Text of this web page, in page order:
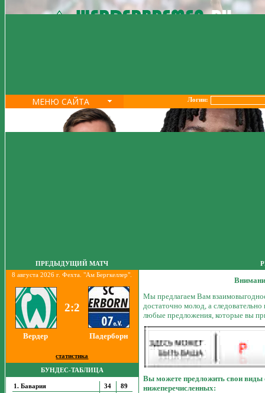
МЕНЮ САЙТА Логин:
ПРЕДЫДУЩИЙ МАТЧ
8 августа 2026 г. Фехта. "Ам Бергкеллер".
2:2
Вердер Падерборн
статистика
БУНДЕС-ТАБЛИЦА
1. Бавария 34
89
Мы предлагаем Вам
достаточно молод, а
любые предложения, которые вы
Вы можете предложить свои виды
нижеперечисленных: